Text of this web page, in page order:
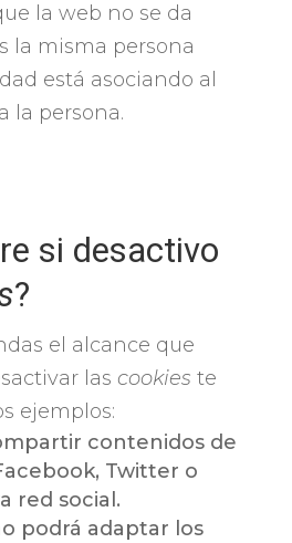
la web no se da
la misma persona
está asociando al
la persona.
si desactivo
?
el alcance que
las cookies te
ejemplos:
contenidos de
Twitter o
red social.
podrá adaptar los